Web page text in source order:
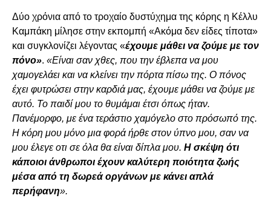
Δύο χρόνια από το τροχαίο δυστύχημα της κόρης η Κέλλυ
Καμπάκη μίλησε στην εκπομπή «Ακόμα δεν είδες τίποτα»
και συγκλονίζει λέγοντας «έχουμε μάθει να ζούμε με τον
πόνο». «Είναι σαν χθες, που την έβλεπα να μου
χαμογελάει και να κλείνει την πόρτα πίσω της. Ο πόνος
έχει φυτρώσει στην καρδιά μας, έχουμε μάθει να ζούμε με
αυτό. Το παιδί μου το θυμάμαι έτσι όπως ήταν.
Πανέμορφο, με ένα τεράστιο χαμόγελο στο πρόσωπό της.
Η κόρη μου μόνο μια φορά ήρθε στον ύπνο μου, σαν να
μου έλεγε οτι σε όλα θα είναι δίπλα μου. Η σκέψη ότι
κάποιοι άνθρωποι έχουν καλύτερη ποιότητα ζωής
μέσα από τη δωρεά οργάνων με κάνει απλά
περήφανη».